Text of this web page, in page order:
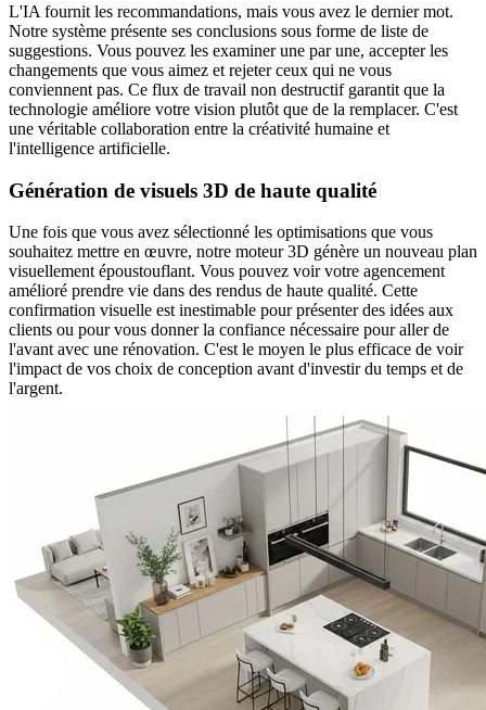
L'IA fournit les recommandations, mais vous avez le dernier mot.
Notre système présente ses conclusions sous forme de liste de
suggestions. Vous pouvez les examiner une par une, accepter les
changements que vous aimez et rejeter ceux qui ne vous
conviennent pas. Ce flux de travail non destructif garantit que la
technologie améliore votre vision plutôt que de la remplacer. C'est
une véritable collaboration entre la créativité humaine et
l'intelligence artificielle.
Génération de visuels 3D de haute qualité
Une fois que vous avez sélectionné les optimisations que vous
souhaitez mettre en œuvre, notre moteur 3D génère un nouveau plan
visuellement époustouflant. Vous pouvez voir votre agencement
amélioré prendre vie dans des rendus de haute qualité. Cette
confirmation visuelle est inestimable pour présenter des idées aux
clients ou pour vous donner la confiance nécessaire pour aller de
l'avant avec une rénovation. C'est le moyen le plus efficace de voir
l'impact de vos choix de conception avant d'investir du temps et de
l'argent.